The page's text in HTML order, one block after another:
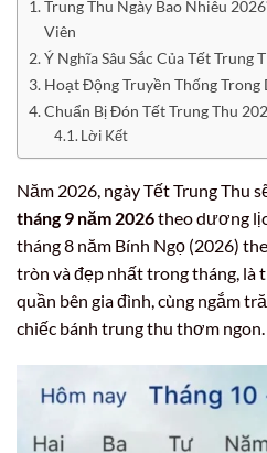
Trung Thu Ngày Bao Nhiêu
Viên
Ý Nghĩa Sâu Sắc Của Tết Trung
Hoạt Động Truyền Thống Trong
Chuẩn Bị Đón Tết Trung Thu
Lời Kết
Năm 2026, ngày Tết Trung Thu
tháng 9 năm 2026theo dương
tháng 8 năm Bính Ngọ (2026)
tròn và đẹp nhất trong tháng,
quần bên gia đình, cùng ngắm
chiếc bánh trung thu thơm ngon.